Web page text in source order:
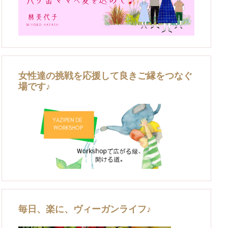
女性達の挑戦を応援して良きご縁をつなぐ
場です♪
毎日、楽に、ヴィーガンライフ♪